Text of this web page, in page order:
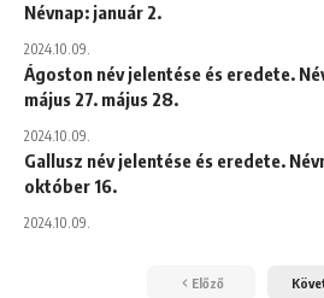
Névnap: január 2.
2024.10.09.
Ágoston név jelentése és eredete.
május 27. május 28.
2024.10.09.
Gallusz név jelentése és eredete.
október 16.
2024.10.09.
Előző